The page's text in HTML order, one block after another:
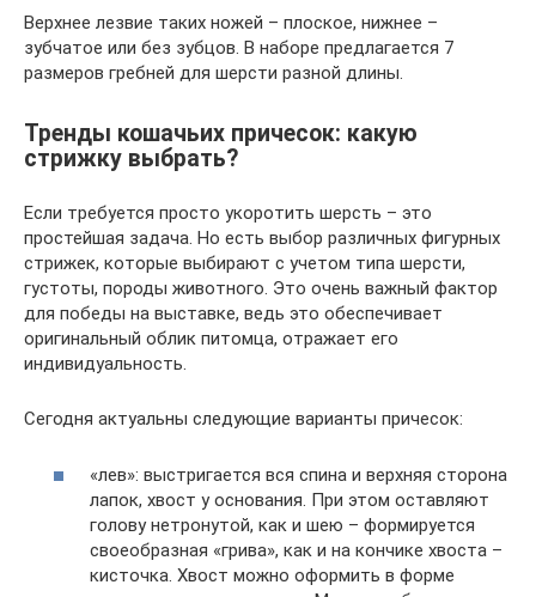
Верхнее лезвие таких ножей – плоское, нижнее –
зубчатое или без зубцов. В наборе предлагается 7
размеров гребней для шерсти разной длины.
Тренды кошачьих причесок: какую
стрижку выбрать?
Если требуется просто укоротить шерсть – это
простейшая задача. Но есть выбор различных фигурных
стрижек, которые выбирают с учетом типа шерсти,
густоты, породы животного. Это очень важный фактор
для победы на выставке, ведь это обеспечивает
оригинальный облик питомца, отражает его
индивидуальность.
Сегодня актуальны следующие варианты причесок:
«лев»: выстригается вся спина и верхняя сторона
лапок, хвост у основания. При этом оставляют
голову нетронутой, как и шею – формируется
своеобразная «грива», как и на кончике хвоста –
кисточка. Хвост можно оформить в форме